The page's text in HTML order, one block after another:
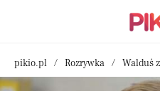
pikio.pl Rozrywka Walduś z